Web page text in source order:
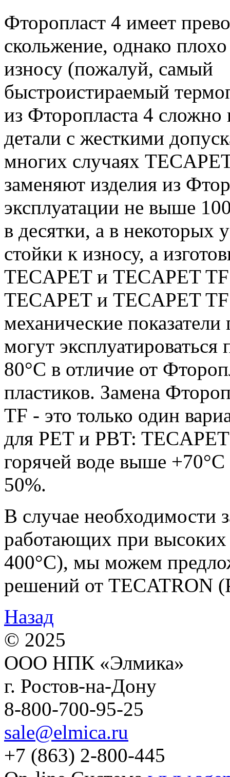
Фторопласт 4 имеет
скольжение, однако плохо
износу (пожалуй, самый
быстроистираемый
из Фторопласта 4 сложно
детали с жесткими
многих случаях
заменяют изделия из
эксплуатации не выше
в десятки, а в некоторых
стойки к износу, а
TECAPET и TECAPET
TECAPET и TECAPET
механические
могут
80°C в отличие от
пластиков. Замена
TF - это только один
для PET и PBT:
горячей воде выше
50%.
В случае необходимости
работающих при высоких
400°C), мы можем
решений от TECATRON
Назад
© 2025
ООО НПК «Элмика»
г. Ростов-на-Дону
8-800-700-95-25
sale@elmica.ru
+7 (863) 2-800-445